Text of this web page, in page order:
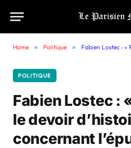
Home » Politique » Fabien Lostec : « Restaurer le
POLITIQUE
Fabien Lostec :
le devoir
concernant